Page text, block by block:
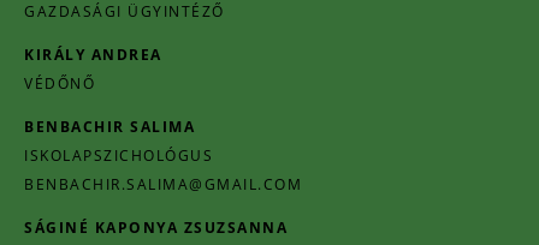
GAZDASÁGI ÜGYINTÉZŐ
KIRÁLY ANDREA
VÉDŐNŐ
BENBACHIR SALIMA
ISKOLAPSZICHOLÓGUS
BENBACHIR.SALIMA@GMAIL.COM
SÁGINÉ KAPONYA ZSUZSANNA